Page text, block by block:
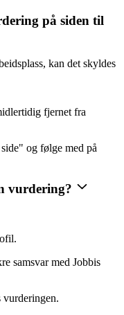
på siden til
kan det skyldes
fjernet fra
og følge med på
vurdering?
samsvar med Jobbis
vurderingen.